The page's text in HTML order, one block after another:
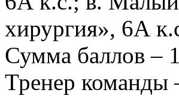
хирургия», 6А
Сумма баллов –
Тренер